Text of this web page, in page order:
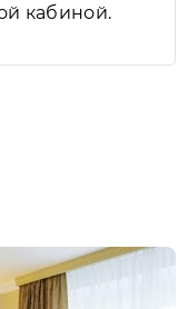
кабиной.